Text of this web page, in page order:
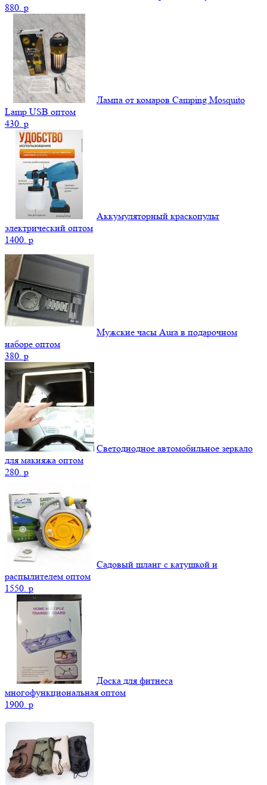
880. p
Лампа от комаров Camping Mosquito
Lamp USB оптом
430. p
Аккумуляторный краскопульт
электрический оптом
1400. p
Мужские часы Aura в подарочном
наборе оптом
380. p
Светодиодное автомобильное зеркало
для макияжа оптом
280. p
Садовый шланг с катушкой и
распылителем оптом
1550. p
Доска для фитнеса
многофункциональная оптом
1900. p